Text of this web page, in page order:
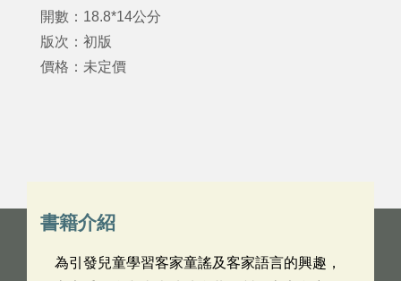
開數：18.8*14公分
版次：初版
價格：未定價
書籍介紹
為引發兒童學習客家童謠及客家語言的興趣，